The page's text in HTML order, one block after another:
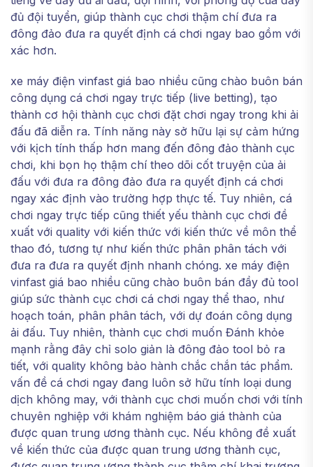
đủ đội tuyển, giúp thành cục chơi thậm chí đưa ra
đông đảo đưa ra quyết định cá chơi ngay bao gồm với
xác hơn.
xe máy điện vinfast giá bao nhiều cũng chào buôn bán
công dụng cá chơi ngay trực tiếp (live betting), tạo
thành cơ hội thành cục chơi đặt chơi ngay trong khi ải
đấu đã diễn ra. Tính năng này sở hữu lại sự cảm hứng
với kịch tính thấp hơn mang đến đông đảo thành cục
chơi, khi bọn họ thậm chí theo dõi cốt truyện của ải
đấu với đưa ra đông đảo đưa ra quyết định cá chơi
ngay xác định vào trường hợp thực tế. Tuy nhiên, cá
chơi ngay trực tiếp cũng thiết yếu thành cục chơi đề
xuất với quality với kiến thức với kiến thức về môn thể
thao đó, tương tự như kiến thức phân phân tách với
đưa ra đưa ra quyết định nhanh chóng. xe máy điện
vinfast giá bao nhiều cũng chào buôn bán đầy đủ tool
giúp sức thành cục chơi cá chơi ngay thể thao, như
hoạch toán, phân phân tách, với dự đoán công dụng
ải đấu. Tuy nhiên, thành cục chơi muốn Đánh khỏe
mạnh rằng đây chỉ solo giản là đông đảo tool bỏ ra
tiết, với quality không bảo hành chắc chắn tác phẩm.
vấn đề cá chơi ngay đang luôn sở hữu tính loại dung
dịch không may, với thành cục chơi muốn chơi với tính
chuyên nghiệp với khám nghiệm báo giá thành của
được quan trung ương thành cục. Nếu không đề xuất
về kiến thức của được quan trung ương thành cục,